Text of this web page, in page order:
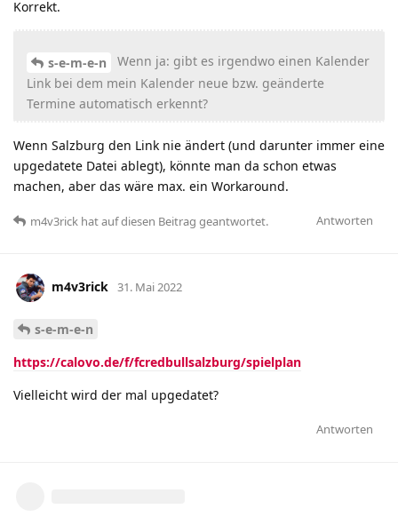
Korrekt.
s-e-m-e-n
Wenn ja: gibt es irgendwo einen Kalender
Link bei dem mein Kalender neue bzw. geänderte
Termine automatisch erkennt?
Wenn Salzburg den Link nie ändert (und darunter immer eine
upgedatete Datei ablegt), könnte man da schon etwas
machen, aber das wäre max. ein Workaround.
Antworten
m4v3rick hatauf diesen Beitrag geantwortet.
m4v3rick 31. Mai 2022
s-e-m-e-n
https://calovo.de/f/fcredbullsalzburg/spielplan
Vielleicht wird der mal upgedatet?
Antworten